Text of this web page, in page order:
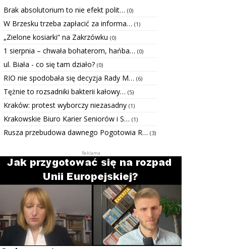
Brak absolutorium to nie efekt polit… (0)
W Brzesku trzeba zapłacić za informa… (1)
„Zielone kosiarki” na Zakrzówku (0)
1 sierpnia – chwała bohaterom, hańba… (0)
ul. Biała - co się tam działo? (0)
RIO nie spodobała się decyzja Rady M… (6)
Tężnie to rozsadniki bakterii kałowy… (5)
Kraków: protest wyborczy niezasadny (1)
Krakowskie Biuro Karier Seniorów i S… (1)
Rusza przebudowa dawnego Pogotowia R… (3)